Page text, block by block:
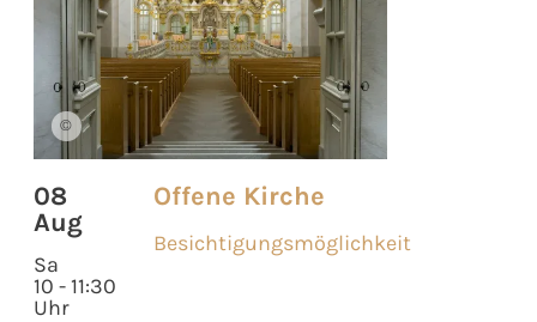
©
08
Aug
Sa
10 - 11:30
Uhr
Offene Kirche
Besichtigungsmöglichkeit